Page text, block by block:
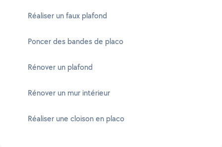
Réaliser un faux plafond
Poncer des bandes de placo
Rénover un plafond
Rénover un mur intérieur
Réaliser une cloison en placo